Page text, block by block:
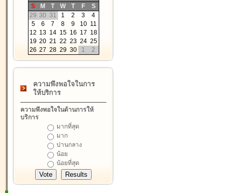
S
M T W T F
S
29 30 31 1 2 3
4
5
6 7 8 9 10 11
12 13 14 15 16 17 18
19 20 21 22 23 24 25
26 27 28 29 30 1 2
ความพึงพอใจในการ
ให้บริการ
ความพึงพอใจในด้านการให้
บริการ
มากที่สุด
มาก
ปานกลาง
น้อย
น้อยที่สุด